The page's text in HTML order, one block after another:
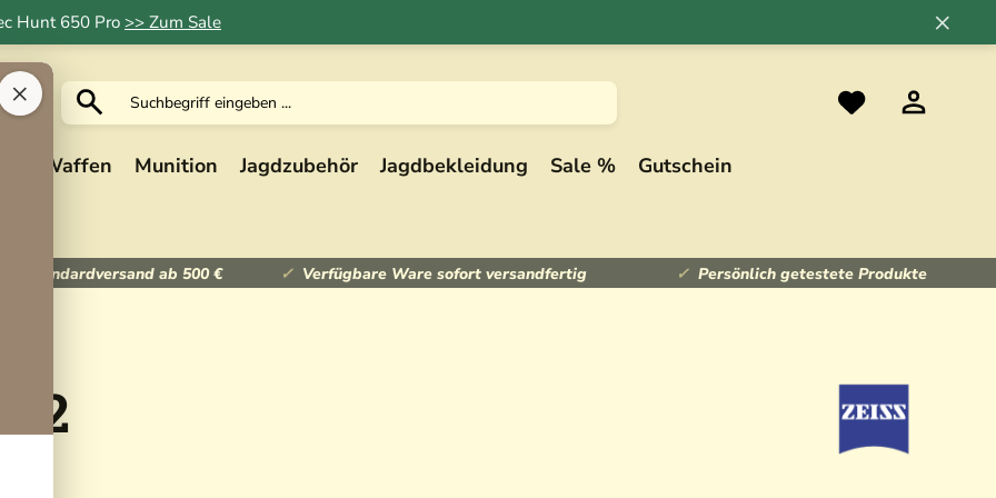
Hunt 650 Pro >> Zum Sale
×
×
Waffen Munition Jagdzubehör Jagdbekleidung Sale % Gutschein
Standardversand ab 500 € Verfügbare Ware sofort versandfertig Persönlich getestete Produkte